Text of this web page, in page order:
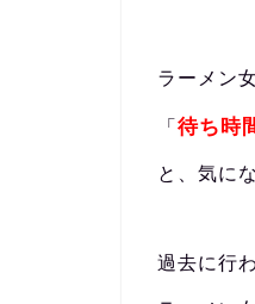
ラーメン
「 待ち時
と、気に
過去に行